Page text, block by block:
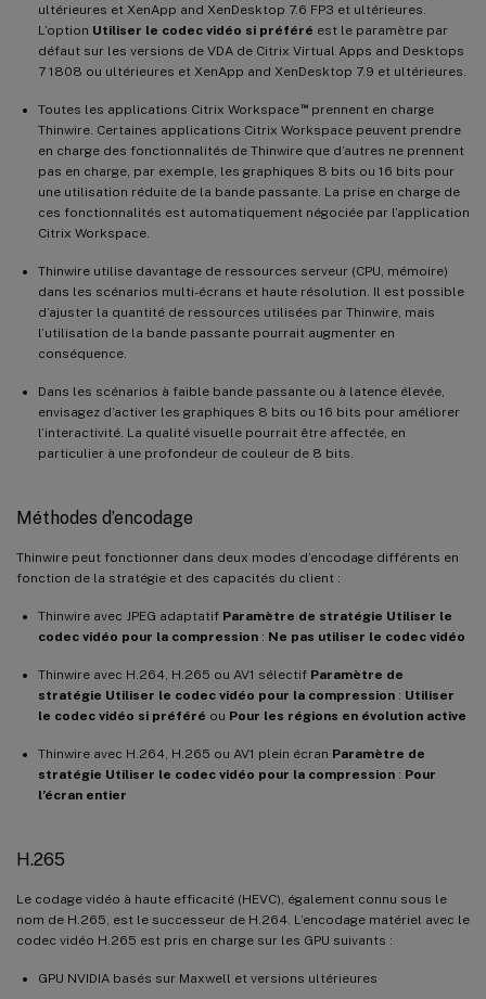
ultérieures et XenApp and XenDesktop 7.6 FP3 et ultérieures.
L’option Utiliser le codec vidéo si préféré est le paramètre par
défaut sur les versions de VDA de Citrix Virtual Apps and Desktops
7 1808 ou ultérieures et XenApp and XenDesktop 7.9 et ultérieures.
Toutes les applications Citrix Workspace™prennent en charge
Thinwire. Certaines applications Citrix Workspace peuvent prendre
en charge des fonctionnalités de Thinwire que d’autres ne prennent
pas en charge, par exemple, les graphiques 8 bits ou 16 bits pour
une utilisation réduite de la bande passante. La prise en charge de
ces fonctionnalités est automatiquement négociée par l’application
Citrix Workspace.
Thinwire utilise davantage de ressources serveur (CPU, mémoire)
dans les scénarios multi-écrans et haute résolution. Il est possible
d’ajuster la quantité de ressources utilisées par Thinwire, mais
l’utilisation de la bande passante pourrait augmenter en
conséquence.
Dans les scénarios à faible bande passante ou à latence élevée,
envisagez d’activer les graphiques 8 bits ou 16 bits pour améliorer
l’interactivité. La qualité visuelle pourrait être affectée, en
particulier à une profondeur de couleur de 8 bits.
Méthodes d’encodage
Thinwire peut fonctionner dans deux modes d’encodage différents en
fonction de la stratégie et des capacités du client :
Thinwire avec JPEG adaptatif Paramètre de stratégie Utiliser le
codec vidéo pour la compression : Ne pas utiliser le codec vidéo
Thinwire avec H.264, H.265 ou AV1 sélectif Paramètre de
stratégie Utiliser le codec vidéo pour la compression : Utiliser
le codec vidéo si préféré ou Pour les régions en évolution active
Thinwire avec H.264, H.265 ou AV1 plein écran Paramètre de
stratégie Utiliser le codec vidéo pour la compression : Pour
l’écran entier
H.265
Le codage vidéo à haute efficacité (HEVC), également connu sous le
nom de H.265, est le successeur de H.264. L’encodage matériel avec le
codec vidéo H.265 est pris en charge sur les GPU suivants :
GPU NVIDIA basés sur Maxwell et versions ultérieures